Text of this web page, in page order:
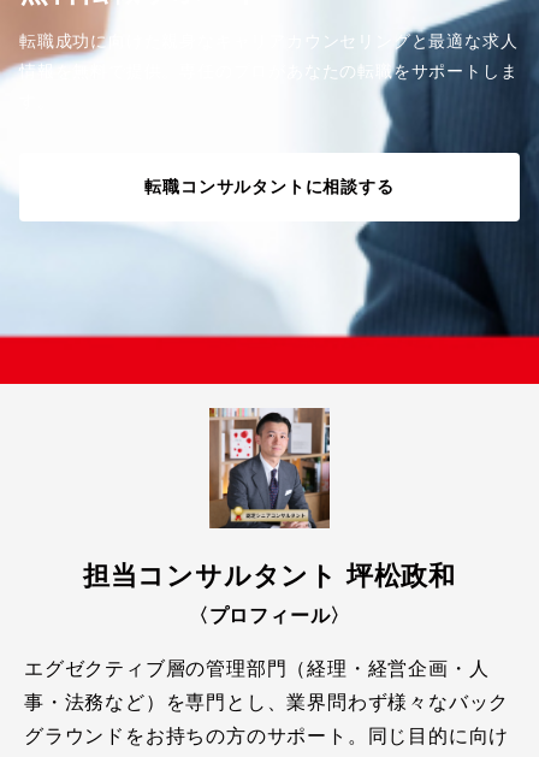
転職成功に向けた親身なキャリアカウンセリングと最適な求人
情報を無料で提供。専任のプロがあなたの転職をサポートしま
転職コンサルタントに相談する
担当コンサルタント 坪松政和
〈プロフィール〉
エグゼクティブ層の管理部門（経理・経営企画・人
事・法務など）を専門とし、業界問わず様々なバック
グラウンドをお持ちの方のサポート。同じ目的に向け